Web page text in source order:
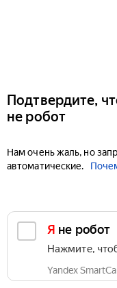
Подтвердите,
не робот
Нам очень жаль, но
автоматические.
Я не робот
Нажмите,
Yandex